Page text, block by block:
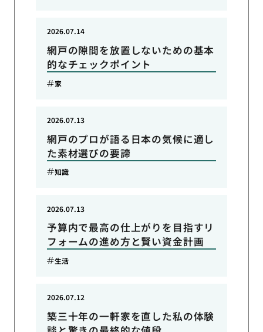
網戸の隙間を放置しないための基本
的なチェックポイント
2026.07.14
家
網戸のプロが語る日本の気候に適し
た素材選びの要諦
2026.07.13
知識
予算内で最高の仕上がりを目指すリ
フォームの進め方と賢い資金計画
2026.07.13
生活
築三十年の一軒家を直した私の体験
2026.07.12